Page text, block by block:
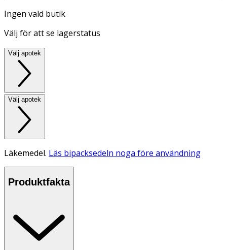
Ingen vald butik
Välj för att se lagerstatus
Välj apotek
Välj apotek
Läkemedel. Läs bipacksedeln noga före användning
Produktfakta